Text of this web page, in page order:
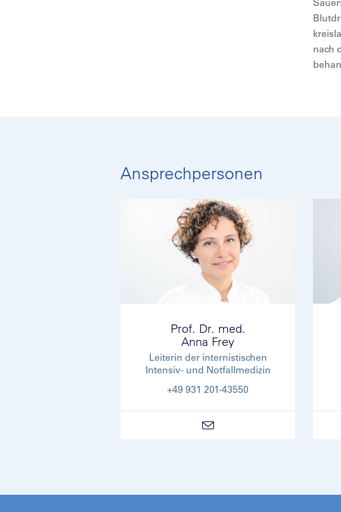
nach
Ansprechpersonen
Prof. Dr. med.
Anna Frey
Leiterin der internistischen
Intensiv- und Notfallmedizin
+49 931 201-43550